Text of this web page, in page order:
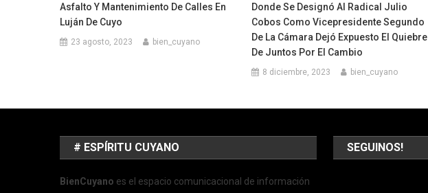
Asfalto Y Mantenimiento De Calles En
Luján De Cuyo
23 agosto, 2023 bien_cuyano
Donde Se Designó Al Radical Julio
Cobos Como Vicepresidente Segundo
De La Cámara Dejó Expuesto El Quiebre
De Juntos Por El Cambio
8 diciembre, 2023 bien_cuyano
# ESPÍRITU CUYANO
BienCuyano es el espacio comunicacional de información
SEGUINOS!